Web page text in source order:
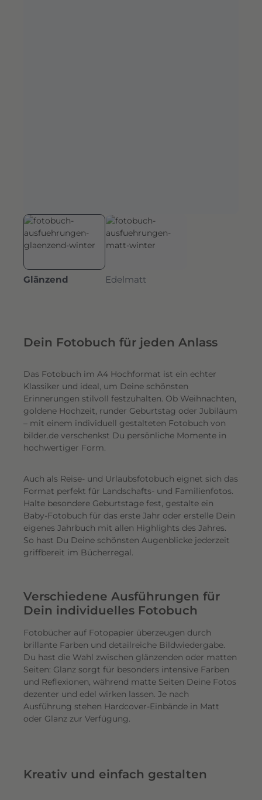
Glänzend Edelmatt
Dein Fotobuch für jeden Anlass
Das Fotobuch im A4 Hochformat ist ein echter
Klassiker und ideal, um Deine schönsten
Erinnerungen stilvoll festzuhalten. Ob Weihnachten,
goldene Hochzeit, runder Geburtstag oder Jubiläum
– mit einem individuell gestalteten Fotobuch von
bilder.de verschenkst Du persönliche Momente in
hochwertiger Form.
Auch als Reise- und Urlaubsfotobuch eignet sich das
Format perfekt für Landschafts- und Familienfotos.
Halte besondere Geburtstage fest, gestalte ein
Baby-Fotobuch für das erste Jahr oder erstelle Dein
eigenes Jahrbuch mit allen Highlights des Jahres.
So hast Du Deine schönsten Augenblicke jederzeit
griffbereit im Bücherregal.
Verschiedene Ausführungen für
Dein individuelles Fotobuch
Fotobücher auf Fotopapier überzeugen durch
brillante Farben und detailreiche Bildwiedergabe.
Du hast die Wahl zwischen glänzenden oder matten
Seiten: Glanz sorgt für besonders intensive Farben
und Reflexionen, während matte Seiten Deine Fotos
dezenter und edel wirken lassen. Je nach
Ausführung stehen Hardcover-Einbände in Matt
oder Glanz zur Verfügung.
Kreativ und einfach gestalten